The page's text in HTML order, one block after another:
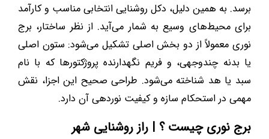
برسد. به همین دلیل، دکل روشنایی انتخابی مناسب و کارآمد
برای محیط‌های وسیع به شمار می‌آید. از نظر ساختار، برج
نوری معمولاً از دو بخش اصلی تشکیل می‌شود: ستون اصلی
یا بدنه چندوجهی، و فریم نگهدارنده پروژکتورها که با نام
سبد یا هد شناخته می‌شود. طراحی صحیح این اجزا، نقش
مهمی در استحکام سازه و کیفیت نوردهی آن دارد.
برج نوری چیست ؟ | راز روشنایی شهر